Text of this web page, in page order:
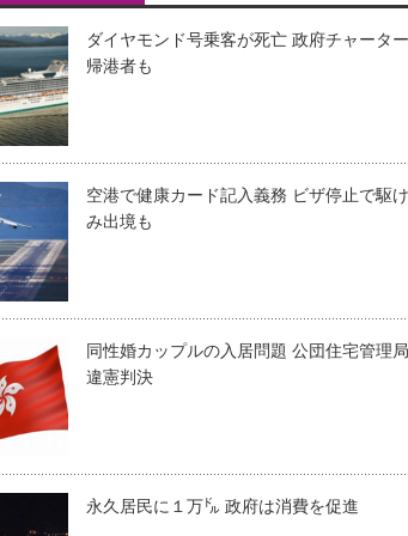
ダイヤモンド号乗客が死亡 政府チャータ
帰港者も
空港で健康カード記入義務 ビザ停止で駆
み出境も
同性婚カップルの入居問題 公団住宅管理
違憲判決
永久居民に１万㌦ 政府は消費を促進